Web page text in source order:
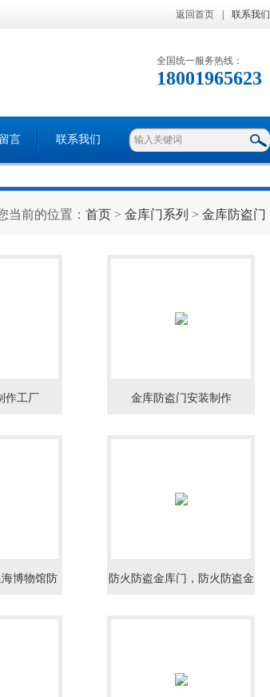
返回首页 联系我们
全国统一服务热线：
18001965623
言 联系我们
当前的位置： 首页 > 金库门系列 > 金库防盗门
作工厂 金库防盗门安装制作
博物馆防 防火防盗金库门，防火防盗金